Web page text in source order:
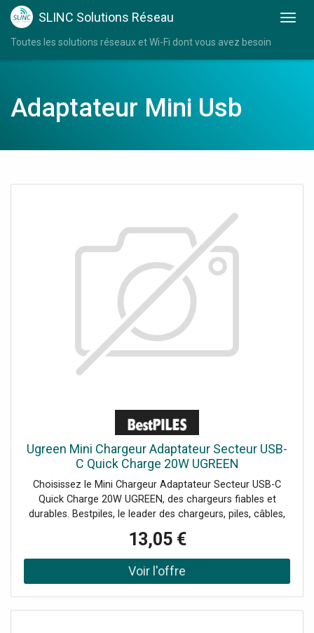
SLINC Solutions Réseau
Toutes les solutions réseaux et Wi-Fi dont vous avez besoin
Adaptateur Mini Usb
Ugreen Mini Chargeur Adaptateur Secteur USB-
C Quick Charge 20W UGREEN
Choisissez le Mini Chargeur Adaptateur Secteur USB-C
Quick Charge 20W UGREEN, des chargeurs fiables et
durables. Bestpiles, le leader des chargeurs, piles, câbles,
13,05 €